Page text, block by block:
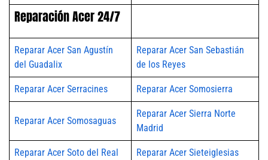
Reparación Acer 24/7
Reparar Acer San Agustín
del Guadalix
Reparar Acer San Sebastián
de los Reyes
Reparar Acer Serracines Reparar Acer Somosierra
Reparar Acer Somosaguas
Reparar Acer Sierra Norte
Madrid
Reparar Acer Soto del Real Reparar Acer Sieteiglesias